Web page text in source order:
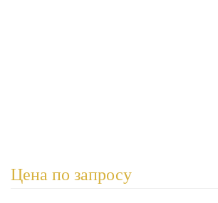
Цена по запросу